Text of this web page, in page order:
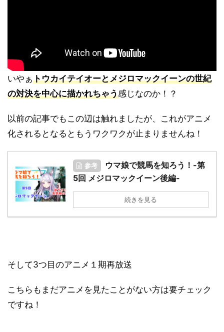
いやぁトウカイテイオーとメジロマックイーンの世紀
の対決を中心に描かれちゃう感じなのか！？
以前の記事でもこの辺は触れましたが、これがアニメ
化されるとなるともうワクワクが止まりませんね！
参考
ウマ娘で競馬を知ろう！-第
5回 メジロマックイーン後編-
続きを見る
そして3つ目のアニメ１期再放送
こちらもまだアニメを見たことがない方は要チェック
ですね！